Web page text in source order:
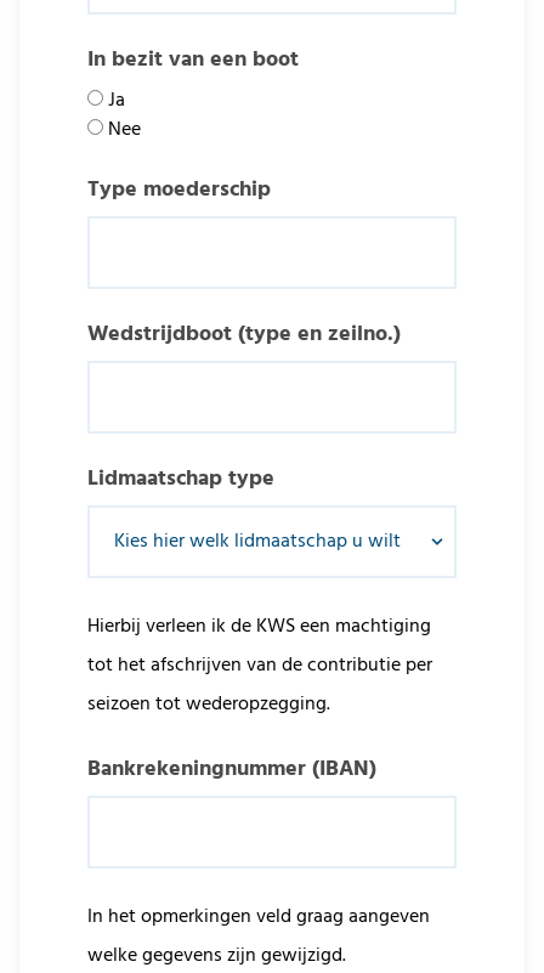
In bezit van een boot
Ja
Nee
Type moederschip
Wedstrijdboot (type en zeilno.)
Lidmaatschap type
Hierbij verleen ik de KWS een machtiging
tot het afschrijven van de contributie per
seizoen tot wederopzegging.
Bankrekeningnummer (IBAN)
In het opmerkingen veld graag aangeven
welke gegevens zijn gewijzigd.